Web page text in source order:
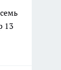
13